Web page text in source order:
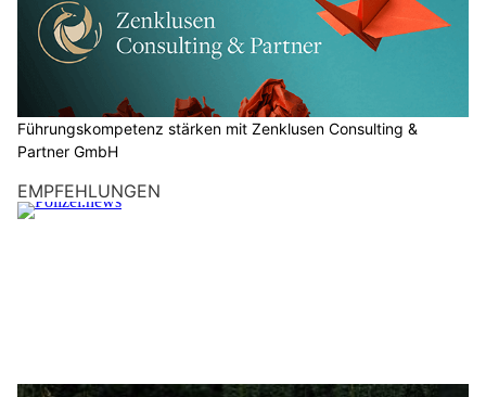
Führungskompetenz stärken mit Zenklusen Consulting &
Partner GmbH
EMPFEHLUNGEN